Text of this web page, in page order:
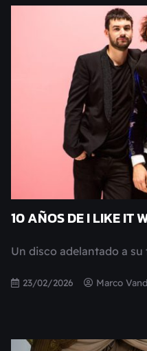
10 AÑOS DE I LIKE IT
Un disco adelantado a su
23/02/2026 Marco